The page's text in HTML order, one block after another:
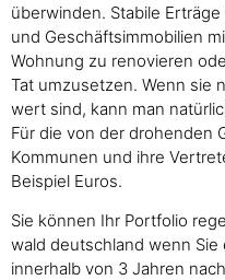
überwinden. Stabile
und Geschäftsimmobilien
Wohnung zu renovieren
Tat umzusetzen. Wenn sie
wert sind, kann man
Für die von der drohenden
Kommunen und ihre
Beispiel Euros.
Sie können Ihr Portfolio
wald deutschland wenn
innerhalb von 3 Jahren